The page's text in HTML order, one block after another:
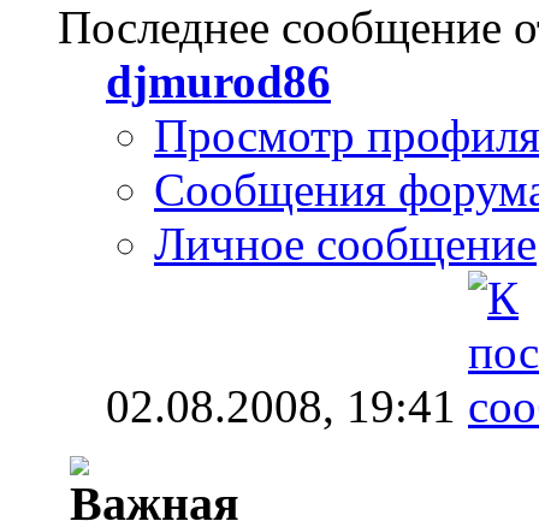
Последнее сообщение
djmurod86
Просмотр профиля
Сообщения
Личное сообщение
02.08.2008, 19:41